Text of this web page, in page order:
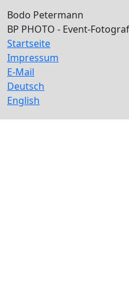
Bodo Petermann
BP PHOTO - Event-
Startseite
Impressum
E-Mail
Deutsch
English